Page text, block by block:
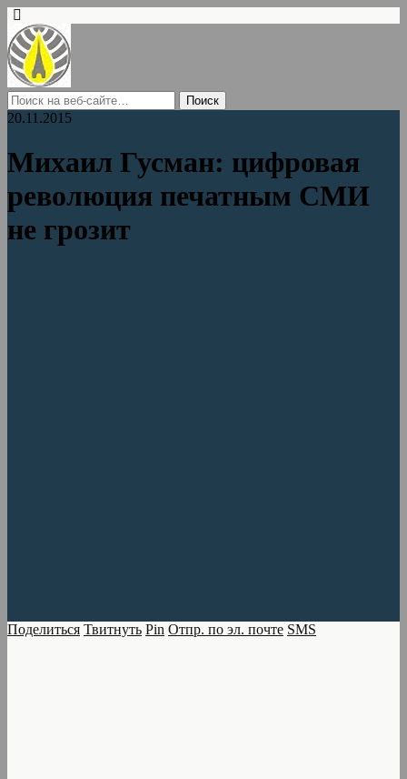
20.11.2015
Михаил Гусман: цифровая
революция печатным СМИ
не грозит
Поделиться Твитнуть Pin Отпр. по эл. почте SMS